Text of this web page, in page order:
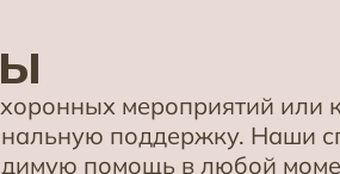
мероприятий или
поддержку. Наши
помощь в любой